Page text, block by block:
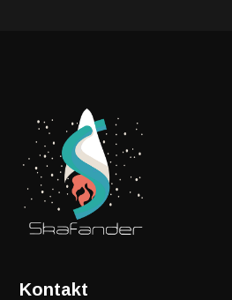
Kontakt